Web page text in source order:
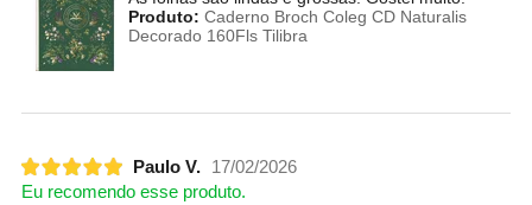
Produto: Caderno Broch Coleg CD Naturalis
Decorado 160Fls Tilibra
Paulo V.
17/02/2026
Eu recomendo esse produto.